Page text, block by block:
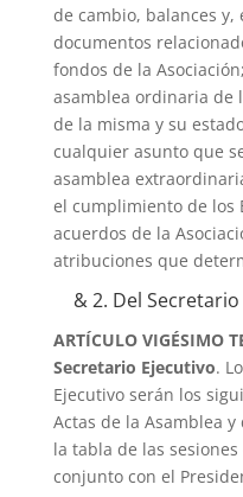
de cambio, balances y,
documentos
fondos de la
asamblea ordinaria de
de la misma y su
cualquier asunto que
asamblea
el cumplimiento de los
acuerdos de la
atribuciones que
& 2. Del
ARTÍCULO VIGÉSIMO
Secretario Ejecutivo.
Ejecutivo serán los
Actas de la Asamblea
la tabla de las
conjunto con el